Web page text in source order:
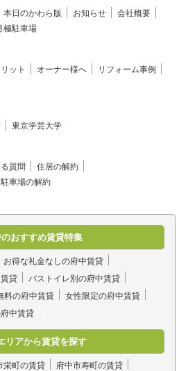
本日のかわら版 お知らせ
会社概要
極駐車場
ット オーナー様へ
リフォーム事例
東京学芸大学
質問
住居の解約
駐車場の解約
のおすすめ賃貸特集
お得な礼金なしの府中賃貸
貸
バストイレ別の府中賃貸
料の府中賃貸
女性限定の府中賃貸
中賃貸
リアから賃貸を探す
栄町の賃貸
府中市寿町の賃貸